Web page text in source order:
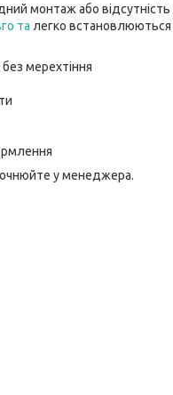
монтаж або
та легко
мерехтіння
у менеджера.